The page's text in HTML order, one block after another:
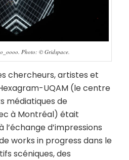
Photo: © Gridspace.
chercheurs, artistes et
UQAM (le centre
médiatiques de
à Montréal) était
d’impressions
works in progress dans le
scéniques, des